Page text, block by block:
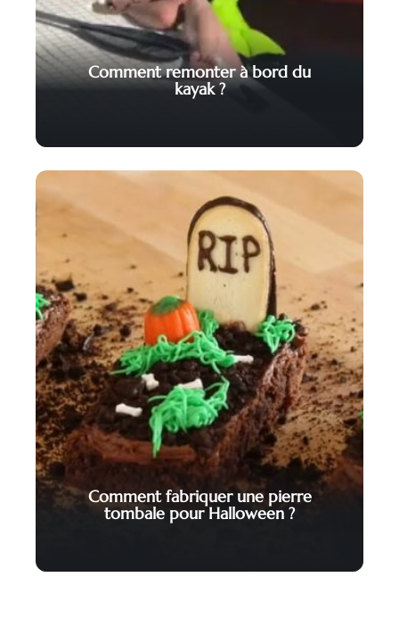
Comment remonter à bord du
kayak ?
Comment fabriquer une pierre
tombale pour Halloween ?